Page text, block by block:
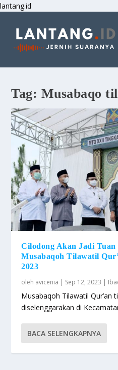
lantang.id
Tag: Musabaqo
Cilodong Akan Jadi Tuan
Musabaqoh Tilawatil
2023
oleh avicenia | Sep 12, 2023 |
Musabaqoh Tilawatil Qur’an
diselenggarakan di
BACA SELENGKAPNYA